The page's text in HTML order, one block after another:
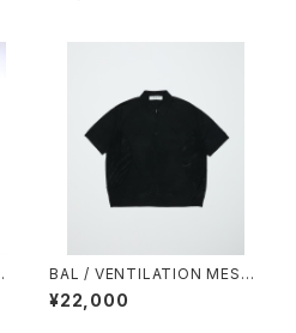
BAL / VENTILATION MESH
KNIT ZIP POLO SS
¥22,000